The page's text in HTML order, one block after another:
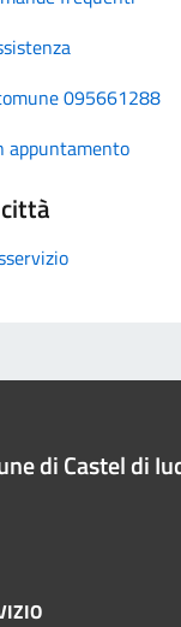
095661288
appuntamento
di Castel di